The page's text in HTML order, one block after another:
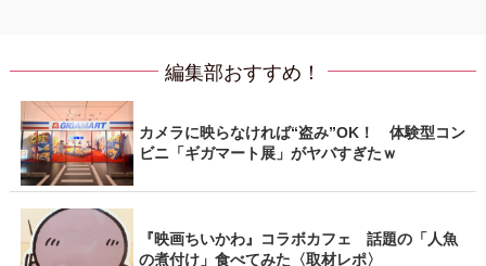
編集部おすすめ！
カメラに映らなければ“盗み”OK！ 体験型コン
ビニ「ギガマート展」がヤバすぎたｗ
『映画ちいかわ』コラボカフェ 話題の「人魚
の煮付け」食べてみた〈取材レポ〉